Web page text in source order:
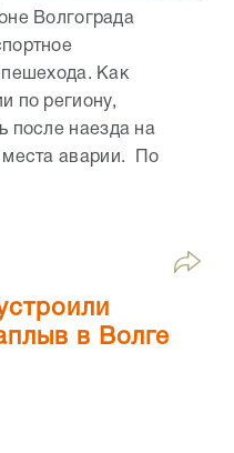
Волгограда
Как
по региону,
после наезда на
места аварии. По
в Волге